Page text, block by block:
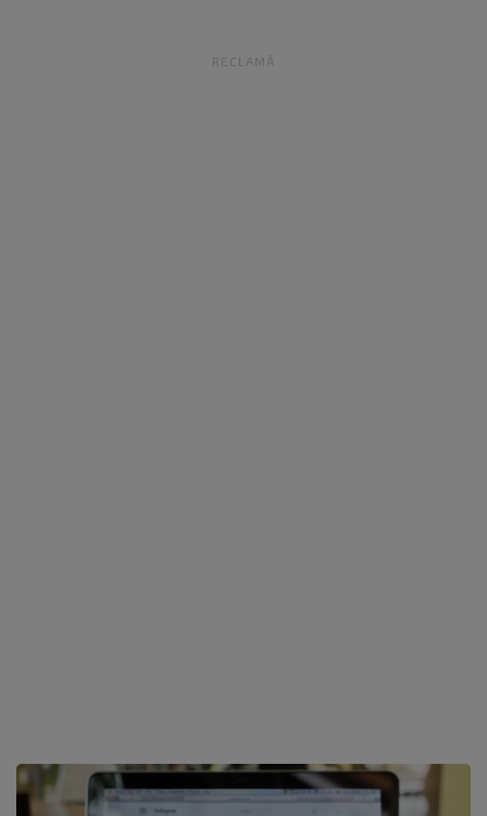
RECLAMĂ